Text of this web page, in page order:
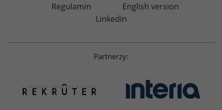
Regulamin
English version
Linkedin
Partnerzy: